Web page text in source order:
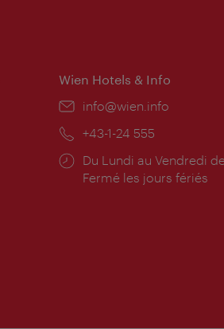
Wien Hotels & Info
E-
info@wien.info
Téléphone:
+43-1-24 555
Horaires
d'ouverture:
Du Lundi au Vendredi
Fermé les jours fériés